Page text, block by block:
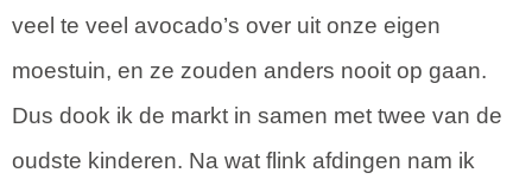
veel te veel avocado’s over uit onze eigen
moestuin, en ze zouden anders nooit op gaan.
Dus dook ik de markt in samen met twee van de
oudste kinderen. Na wat flink afdingen nam ik